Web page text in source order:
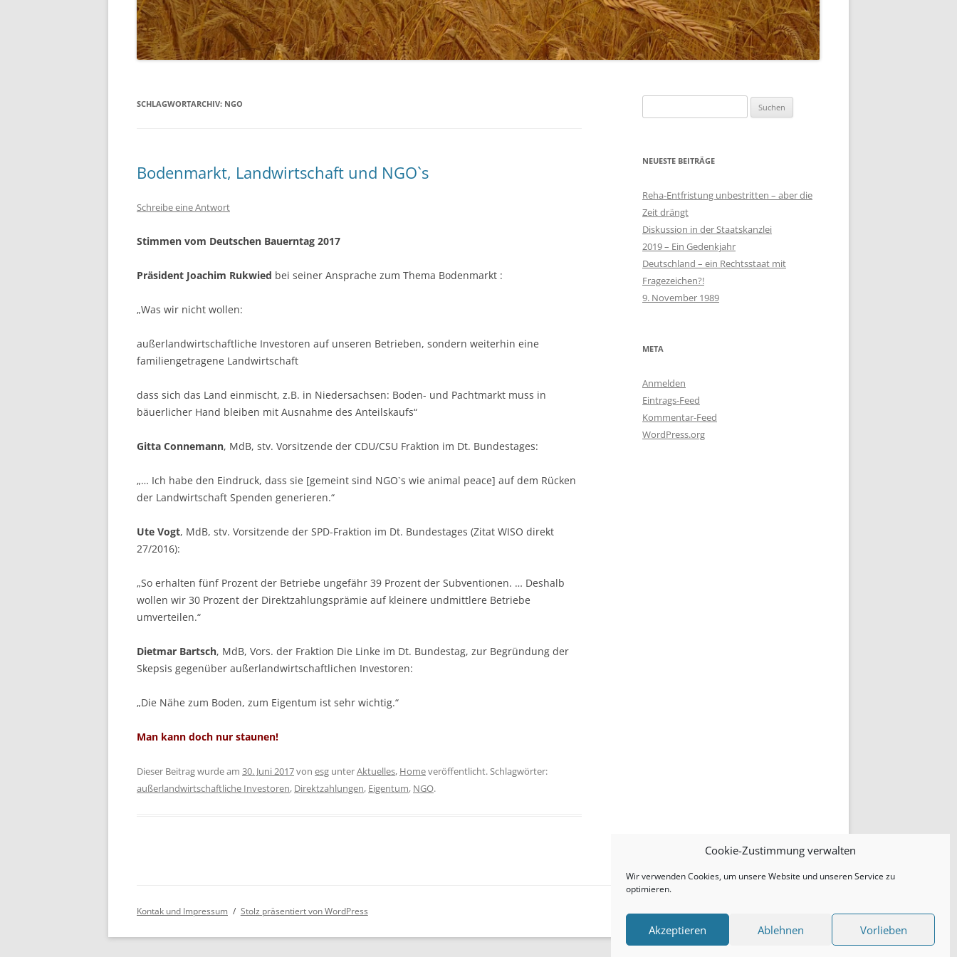
Cookie-Zustimmung verwalten
Wir verwenden Cookies, um unsere Website und unseren Service zu
optimieren.
Akzeptieren Ablehnen Vorlieben
JOURNALIST
CHRISTIAN WULFF,
BUNDESPRÄSIDENT A.D.
SCHLAGWORTARCHIV: NGO
Bodenmarkt, Landwirtschaft und NGO`s
Schreibe eine Antwort
Stimmen vom Deutschen Bauerntag 2017
Präsident Joachim Rukwied bei seiner Ansprache zum Thema Bodenmarkt :
„Was wir nicht wollen:
außerlandwirtschaftliche Investoren auf unseren Betrieben, sondern weiterhin eine
familiengetragene Landwirtschaft
dass sich das Land einmischt, z.B. in Niedersachsen: Boden- und Pachtmarkt muss in
bäuerlicher Hand bleiben mit Ausnahme des Anteilskaufs“
Gitta Connemann, MdB, stv. Vorsitzende der CDU/CSU Fraktion im Dt. Bundestages:
„… Ich habe den Eindruck, dass sie [gemeint sind NGO`s wie animal peace] auf dem Rücken
der Landwirtschaft Spenden generieren.“
Ute Vogt, MdB, stv. Vorsitzende der SPD-Fraktion im Dt. Bundestages (Zitat WISO direkt
27/2016):
„So erhalten fünf Prozent der Betriebe ungefähr 39 Prozent der Subventionen. … Deshalb
wollen wir 30 Prozent der Direktzahlungsprämie auf kleinere undmittlere Betriebe
umverteilen.“
Dietmar Bartsch, MdB, Vors. der Fraktion Die Linke im Dt. Bundestag, zur Begründung der
Skepsis gegenüber außerlandwirtschaftlichen Investoren:
„Die Nähe zum Boden, zum Eigentum ist sehr wichtig.“
Man kann doch nur staunen!
Dieser Beitrag wurde am 30. Juni 2017von esg unterAktuelles, Homeveröffentlicht. Schlagwörter:
außerlandwirtschaftliche Investoren, Direktzahlungen, Eigentum, NGO.
nach:
NEUESTE BEITRÄGE
Reha-Entfristung unbestritten – aber die
Zeit drängt
Diskussion in der Staatskanzlei
2019 – Ein Gedenkjahr
Deutschland – ein Rechtsstaat mit
Fragezeichen?!
9. November 1989
META
Anmelden
Eintrags-Feed
Kommentar-Feed
WordPress.org
Kontak und Impressum Stolz präsentiert von WordPress